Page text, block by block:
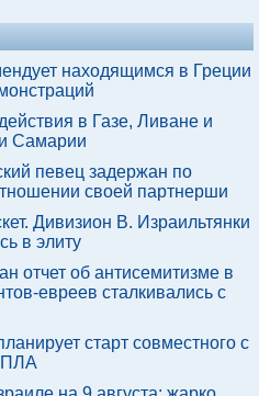
находящимся в Греции
в Газе, Ливане и
Самарии
певец задержан по
своей партнерши
Дивизион В. Израильтянки
в элиту
отчет об антисемитизме в
евреев сталкивались с
старт совместного с